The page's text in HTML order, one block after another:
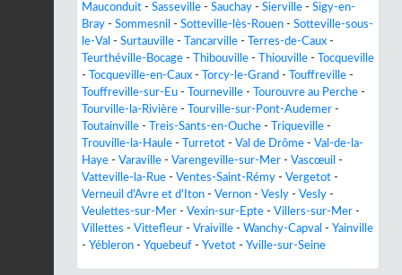
Mauconduit - Sasseville - Sauchay - Sierville - Sigy-en-
Bray - Sommesnil - Sotteville-lès-Rouen - Sotteville-sous-
le-Val - Surtauville - Tancarville - Terres-de-Caux -
Teurthéville-Bocage - Thibouville - Thiouville -
Tocqueville
-
Tocqueville-en-Caux - Torcy-le-Grand - Touffreville -
Touffreville-sur-Eu - Tourneville - Tourouvre au Perche -
Tourville-la-Rivière - Tourville-sur-Pont-Audemer -
Toutainville - Treis-Sants-en-Ouche - Triqueville -
Trouville-la-Haule - Turretot - Val de Drôme - Val-de-la-
Haye - Varaville - Varengeville-sur-Mer - Vascœuil -
Vatteville-la-Rue - Ventes-Saint-Rémy - Vergetot -
Verneuil d'Avre et d'Iton - Vernon - Vesly - Vesly -
Veulettes-sur-Mer - Vexin-sur-Epte - Villers-sur-Mer -
Villettes - Vittefleur - Vraiville - Wanchy-Capval - Yainville
- Yébleron - Yquebeuf - Yvetot - Yville-sur-Seine